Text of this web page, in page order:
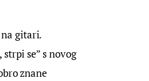
gitari.
strpi se” s novog
znane